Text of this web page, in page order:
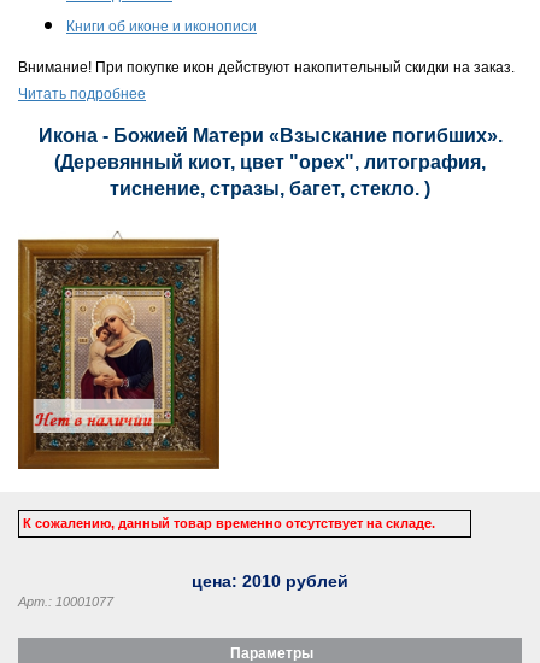
Книги об иконе и иконописи
Внимание! При покупке икон действуют накопительный скидки на заказ.
Читать подробнее
Икона - Божией Матери «Взыскание погибших».
(Деревянный киот, цвет "орех", литография,
тиснение, стразы, багет, стекло. )
К сожалению, данный товар временно отсутствует на складе.
цена: 2010 рублей
Арт.: 10001077
Параметры